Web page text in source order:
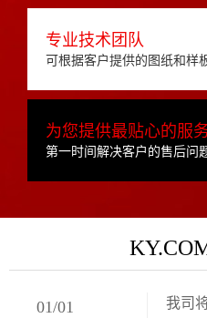
专业技术团队
可根据客户提供的图纸和样
为您提供最贴心的服
第一时间解决客户的售后问
01/01